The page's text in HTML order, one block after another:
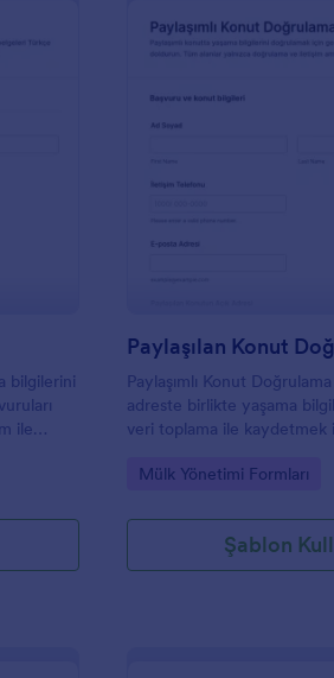
bilgilerini
ile
Paylaşımlı Konut
adreste birlikte yaşama
veri toplama ile kaydetmek
özelleştirilebilen bir form
Go to Category:
Mülk Yönetimi Formları
Şablon